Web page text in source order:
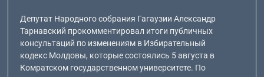
Депутат Народного собрания Гагаузии Александр
Тарнавский прокомментировал итоги публичных
консультаций по изменениям в Избирательный
кодекс Молдовы, которые состоялись 5 августа в
Комратском государственном университете. По